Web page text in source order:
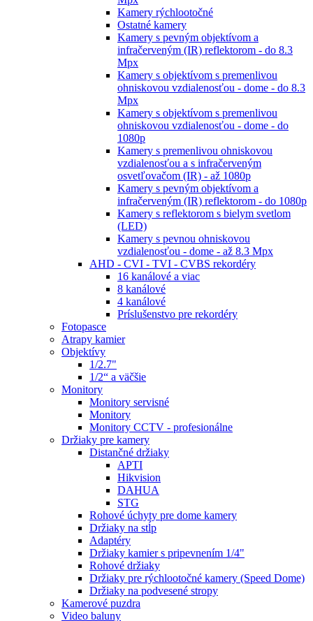
Kamery rýchlootočné
Ostatné kamery
Kamery s pevným objektívom a
infračerveným (IR) reflektorom - do 8.3
Mpx
Kamery s objektívom s premenlivou
ohniskovou vzdialenosťou - dome - do 8.3
Mpx
Kamery s objektívom s premenlivou
ohniskovou vzdialenosťou - dome - do
1080p
Kamery s premenlivou ohniskovou
vzdialenosťou a s infračerveným
osvetľovačom (IR) - až 1080p
Kamery s pevným objektívom a
infračerveným (IR) reflektorom - do 1080p
Kamery s reflektorom s bielym svetlom
(LED)
Kamery s pevnou ohniskovou
vzdialenosťou - dome - až 8.3 Mpx
AHD - CVI - TVI - CVBS rekordéry
16 kanálové a viac
8 kanálové
4 kanálové
Príslušenstvo pre rekordéry
Fotopasce
Atrapy kamier
Objektívy
1/2.7"
1/2“ a väčšie
Monitory
Monitory servisné
Monitory
Monitory CCTV - profesionálne
Držiaky pre kamery
Distančné držiaky
APTI
Hikvision
DAHUA
STG
Rohové úchyty pre dome kamery
Držiaky na stĺp
Adaptéry
Držiaky kamier s pripevnením 1/4"
Rohové držiaky
Držiaky pre rýchlootočné kamery (Speed Dome)
Držiaky na podvesené stropy
Kamerové puzdra
Video baluny